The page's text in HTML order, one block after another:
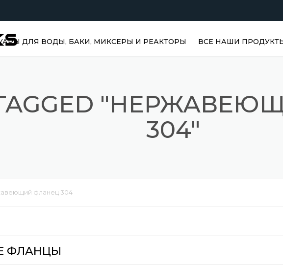
ДЛЯ ВОДЫ, БАКИ, МИКСЕРЫ И РЕАКТОРЫ ВСЕ НАШИ
ВЕРТИКАЛЬНЫЕ
TAGGED
304"
фланец 304
ФЛАНЦЫ